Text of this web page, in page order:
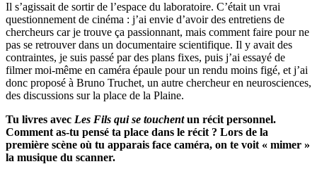
Il s’agissait de sortir de l’espace du laboratoire. C’était un vrai
questionnement de cinéma : j’ai envie d’avoir des entretiens de
chercheurs car je trouve ça passionnant, mais comment faire pour ne
pas se retrouver dans un documentaire scientifique. Il y avait des
contraintes, je suis passé par des plans fixes, puis j’ai essayé de
filmer moi-même en caméra épaule pour un rendu moins figé, et j’ai
donc proposé à Bruno Truchet, un autre chercheur en neurosciences,
des discussions sur la place de la Plaine.
Tu livres avec Les Fils qui se touchentun récit personnel.
Comment as-tu pensé ta place dans le récit ? Lors de la
première scène où tu apparais face caméra, on te voit « mimer »
la musique du scanner.